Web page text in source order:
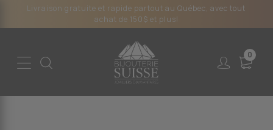
Livraison gratuite et rapide partout au Québec, avec tout
achat de 150$ et plus!
0